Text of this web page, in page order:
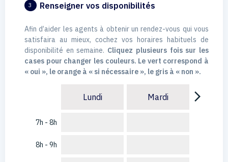
3 Renseigner vos disponibilités
Afin d’aider les agents à obtenir un rendez-vous qui vous
satisfaira au mieux, cochez vos horaires habituels de
disponibilité en semaine. Cliquez plusieurs fois sur les
cases pour changer les couleurs. Le vert correspond à
« oui », le orange à « si nécessaire », le gris à « non ».
7h - 8h
8h - 9h
Lundi Mardi arrow_forward_ios